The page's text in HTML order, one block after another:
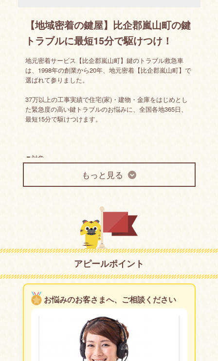
【地域密着の鍵屋】比企郡嵐山町の鍵
トラブルに最短15分で駆けつけ！
地元密着サービス【比企郡嵐山町】鍵のトラブル救急車
は、1998年の創業から20年、地元密着【比企郡嵐山町】で
選ばれて参りました。
37万以上の工事実績で住宅(家)・建物・金庫をはじめとし
た緊急度の高い鍵トラブルのお悩みに、全国各地365日、
最短15分で駆けつけます。
▼対象
住宅(家)・建物・金庫(家庭用/業務用)・車・バイク
鍵開け・鍵交換・鍵及び錠前の修理・新規取付け(補助錠・
電池錠)・部品交換・カギ作成(合鍵作成)・インロック（鍵
の閉じ込め）
▼鍵の種類 ディスクシリンダー錠（ウェーハータンブラー
錠）/ピンタンブラー錠（ピンシリンダー錠）/ディンプル
シリンダー錠/マグネットタンブラーシリンダー錠/ロータ
リーディスクタンブラー錠/暗証番号錠/リモコンキー（リ
モートキー）/スマートキー
もっと見る
アピールポイント
お悩みのお客さまへ、ご相談ください